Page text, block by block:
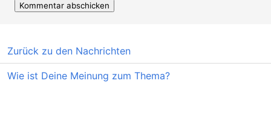
Zurück zu den Nachrichten
Wie ist Deine Meinung zum Thema?